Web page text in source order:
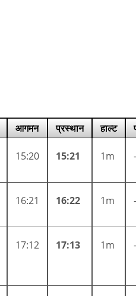
आगमन प्रस्थान हाल्ट
15:20 15:21 1m
16:21 16:22 1m
17:12 17:13 1m